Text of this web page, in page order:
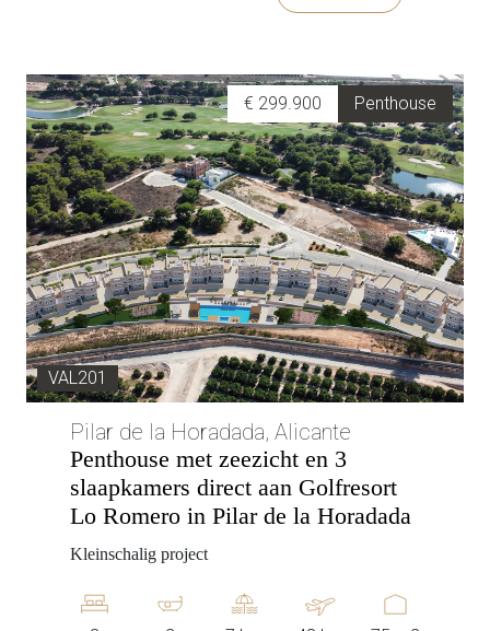
Penthouse
€ 299.900
VAL201
Pilar de la Horadada, Alicante
Penthouse met zeezicht en 3
slaapkamers direct aan Golfresort
Lo Romero in Pilar de la Horadada
Kleinschalig project